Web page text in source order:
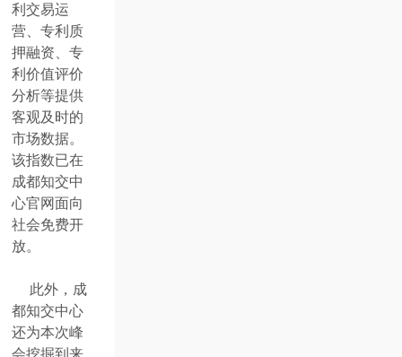
利交易运
营、专利质
押融资、专
利价值评价
分析等提供
客观及时的
市场数据。
该指数已在
成都知交中
心官网面向
社会免费开
放。
此外，成
都知交中心
还为本次峰
会挖掘到来